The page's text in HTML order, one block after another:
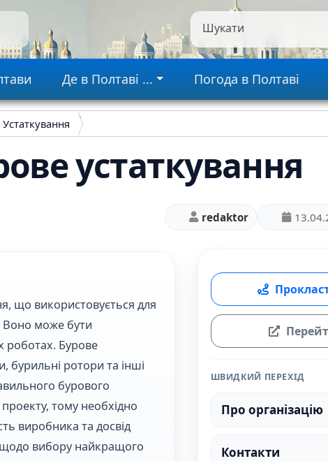
Шукати
Де в Полтаві ... Погода в Полтаві
устаткування
redaktor
що використовується для
Воно може бути
роботах. Бурове
бурильні ротори та інші
бурового
тому необхідно
виробника та досвід
вибору найкращого
ШВИДКИЙ ПЕРЕХІД
Про організацію
Контакти